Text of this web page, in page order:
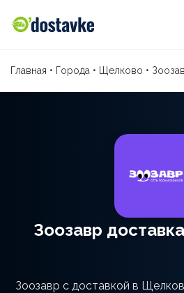
Главная • Города • Щелково •
Зоозавр
Зоозавр с доставкой в